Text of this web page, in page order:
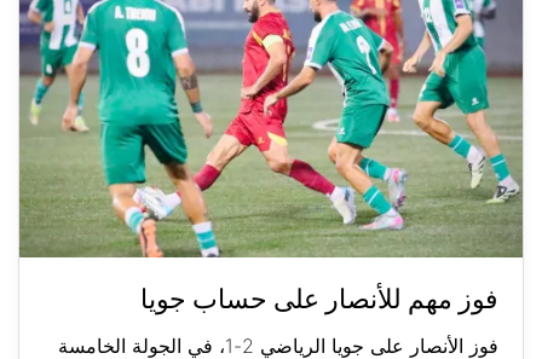
فوز مهم للأنصار على حساب جويا
فوز الأنصار على جويا الرياضي 2-1، في الجولة الخامسة